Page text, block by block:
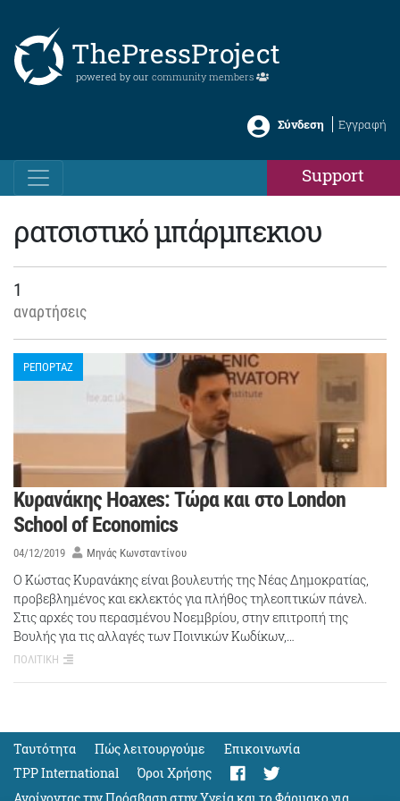
ThePressProject
powered by our community members
Σύνδεση Εγγραφή
Support
ρατσιστικό μπάρμπεκιου
1
αναρτήσεις
ΡΕΠΟΡΤΑΖ
Κυρανάκης Hoaxes: Τώρα και στο London
School of Economics
04/12/2019 Μηνάς Κωνσταντίνου
Ο Κώστας Κυρανάκης είναι βουλευτής της Νέας Δημοκρατίας,
προβεβλημένος και εκλεκτός για πλήθος τηλεοπτικών πάνελ.
Στις αρχές του περασμένου Νοεμβρίου, στην επιτροπή της
Βουλής για τις αλλαγές των Ποινικών Κωδίκων,…
ΠΟΛΙΤΙΚΗ
Ταυτότητα Πώς λειτουργούμε
Eπικοινωνία
TPP International
Όροι Χρήσης